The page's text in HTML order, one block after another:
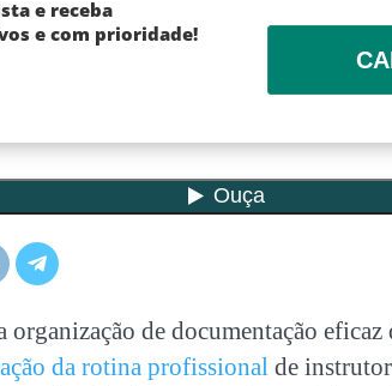
e receba
e com prioridade!
organização de documentação eficaz
da rotina profissional de